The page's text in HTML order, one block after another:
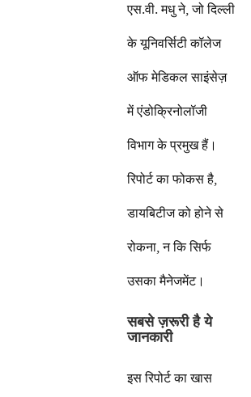
एस.वी. मधु ने, जो दिल्ली
के यूनिवर्सिटी कॉलेज
ऑफ मेडिकल साइंसेज़
में एंडोक्रिनोलॉजी
विभाग के प्रमुख हैं।
रिपोर्ट का फोकस है,
डायबिटीज को होने से
रोकना, न कि सिर्फ
उसका मैनेजमेंट।
सबसे ज़रूरी है ये
जानकारी
इस रिपोर्ट का खास